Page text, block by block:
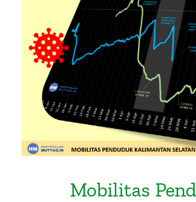
Mobilitas Penduduk
Selatan Sebelum
Sebelum Larangan
Mobilitas